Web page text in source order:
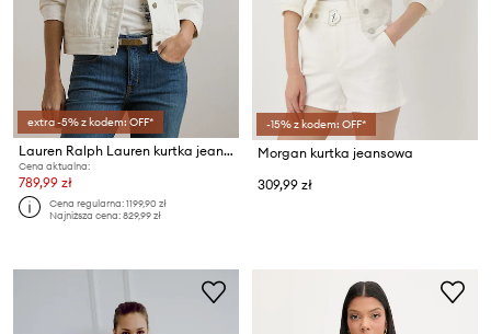
extra -5% z kodem: OFF*
Lauren Ralph Lauren kurtka jeansowa
Cena aktualna:
789,99 zł
Cena regularna:1199,90 zł
Najniższa cena:829,99 zł
-15% z kodem: OFF*
Morgan kurtka jeansowa
309,99 zł